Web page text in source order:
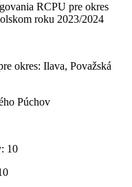
RCPU pre okres
roku 2023/2024
okres: Ilava, Považská
Púchov
10